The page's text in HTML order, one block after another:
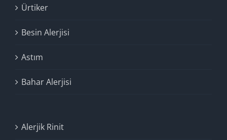
Ürtiker
Besin Alerjisi
Astım
Bahar Alerjisi
Alerjik Rinit